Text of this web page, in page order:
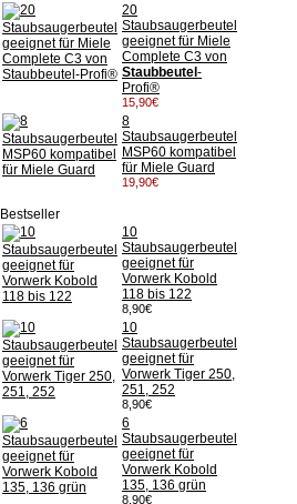
20
Staubsaugerbeutel
geeignet für Miele
Complete C3 von
Staubbeutel-
Profi®
15,90€
8
Staubsaugerbeutel
MSP60 kompatibel
für Miele Guard
19,90€
Bestseller
10
Staubsaugerbeutel
geeignet für
Vorwerk Kobold
118 bis 122
8,90€
10
Staubsaugerbeutel
geeignet für
Vorwerk Tiger 250,
251, 252
8,90€
6
Staubsaugerbeutel
geeignet für
Vorwerk Kobold
135, 136 grün
8,90€